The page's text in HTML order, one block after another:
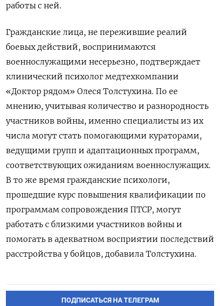
работы с ней.
Гражданские лица, не пережившие реалий
боевых действий, воспринимаются
военнослужащими несерьезно, подтверждает
клинический психолог медтехкомпании
«Доктор рядом» Олеся Толстухина. По ее
мнению, учитывая количество и разнородность
участников войны, именно специалисты из их
числа могут стать помогающими кураторами,
ведущими групп и адаптационных программ,
соответствующих ожиданиям военнослужащих.
В то же время гражданские психологи,
прошедшие курс повышения квалификации по
программам сопровождения ПТСР, могут
работать с близкими участников войны и
помогать в адекватном восприятии последствий
расстройства у бойцов, добавила Толстухина.
ПОДПИСАТЬСЯ НА ТЕЛЕГРАМ